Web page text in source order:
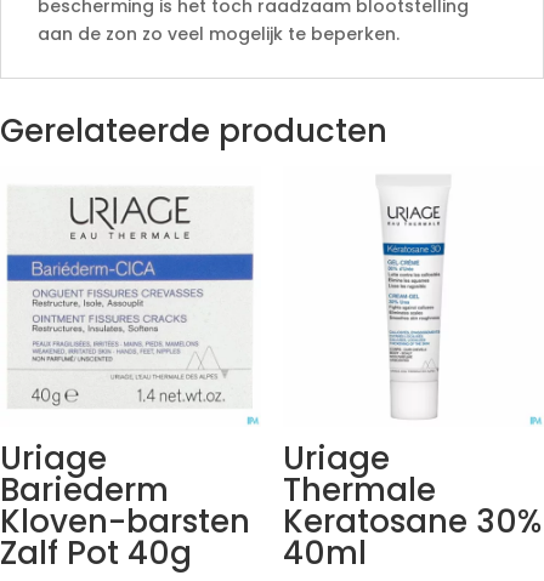
bescherming is het toch raadzaam blootstelling
aan de zon zo veel mogelijk te beperken.
Gerelateerde producten
Uriage
Bariederm
Kloven-barsten
Zalf Pot 40g
Uriage
Thermale
Keratosane 30%
40ml